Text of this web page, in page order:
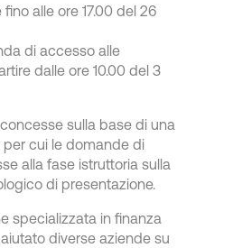
alle ore 17.00 del 26
di accesso alle
dalle ore 10.00 del 3
sulla base di una
cui le domande di
alla fase istruttoria sulla
di presentazione.
specializzata in finanza
diverse aziende su